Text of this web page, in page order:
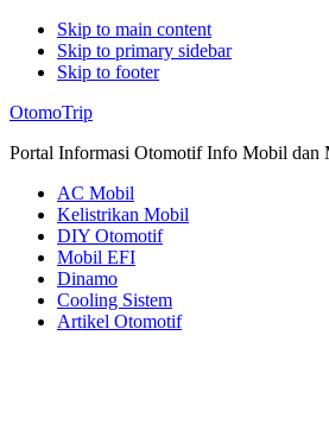
Skip to main content
Skip to primary sidebar
Skip to footer
Additional
menu
OtomoTrip
Portal Informasi Otomotif Info Mobil dan
AC Mobil
Kelistrikan Mobil
DIY Otomotif
Mobil EFI
Dinamo
Cooling Sistem
Artikel Otomotif